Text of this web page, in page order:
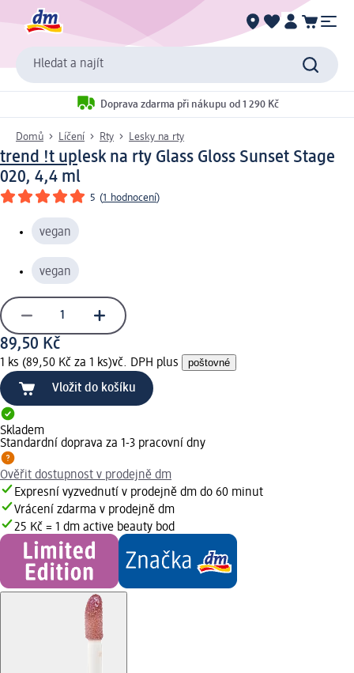
Hledat a najít
Doprava zdarma při nákupu od 1 290 Kč
Domů Líčení Rty Lesky na rty
trend !t uplesk na rty Glass Gloss Sunset Stage
020, 4,4 ml
5 (1 hodnocení)
vegan
vegan
89,50 Kč
1 ks (89,50 Kč za 1 ks)vč. DPH plus poštovné
Vložit do košíku
Skladem
Standardní doprava za 1-3 pracovní dny
Ověřit dostupnost v prodejně dm
Expresní vyzvednutí v prodejně dm do 60 minut
Vrácení zdarma v prodejně dm
25 Kč = 1 dm active beauty bod